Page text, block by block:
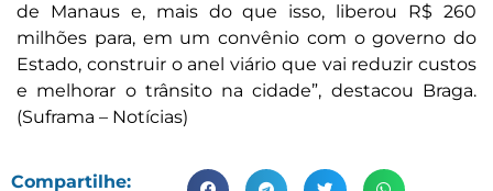
de Manaus e, mais do que isso, liberou R$ 260
milhões para, em um convênio com o governo do
Estado, construir o anel viário que vai reduzir custos
e melhorar o trânsito na cidade”, destacou Braga.
(Suframa – Notícias)
Compartilhe: